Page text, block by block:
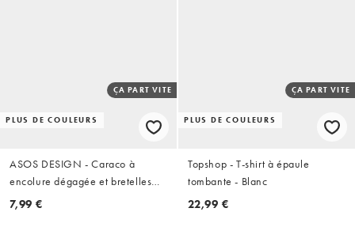
PLUS DE COULEURS
ÇA PART VITE
ASOS DESIGN - Caraco à
encolure dégagée et bretelles
élastiques - Noir
7,99 €
PLUS DE COULEURS
ÇA PART VITE
Topshop - T-shirt à épaule
tombante - Blanc
22,99 €